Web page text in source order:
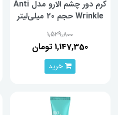
کرم دور چشم الارو مدل Anti
Wrinkle حجم 20 میلی‌لیتر
1,529,800
1,147,350 تومان
خرید